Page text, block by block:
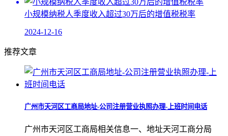
小规模纳税人季度收入超过30万后的增值税税率
2024-12-16
推荐文章
广州市天河区工商局地址-公司注册营业执照办理-上班时间电话
广州市天河区工商局相关信息一、地址天河工商分局